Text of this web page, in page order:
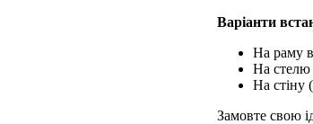
Варіанти
На раму
На стелю
На стіну
Замовте свою